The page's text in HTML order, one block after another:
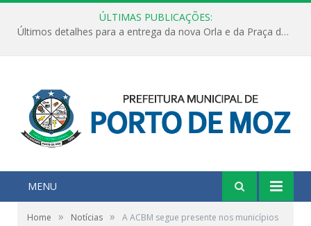
ÚLTIMAS PUBLICAÇÕES:
Últimos detalhes para a entrega da nova Orla e da Praça do Praião
MENU
Home » Notícias »
A ACBM segue presente nos municípios